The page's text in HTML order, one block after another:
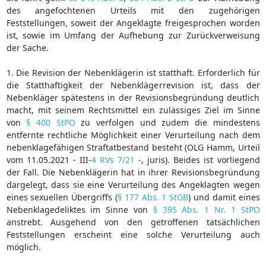
des angefochtenen Urteils mit den zugehörigen
Feststellungen, soweit der Angeklagte freigesprochen worden
ist, sowie im Umfang der Aufhebung zur Zurückverweisung
der Sache.
1. Die Revision der Nebenklägerin ist statthaft. Erforderlich für
die Statthaftigkeit der Nebenklägerrevision ist, dass der
Nebenkläger spätestens in der Revisionsbegründung deutlich
macht, mit seinem Rechtsmittel ein zulässiges Ziel im Sinne
von § 400 StPO zu verfolgen und zudem die mindestens
entfernte rechtliche Möglichkeit einer Verurteilung nach dem
nebenklagefähigen Straftatbestand besteht (OLG Hamm, Urteil
vom 11.05.2021 - III-4 RVs 7/21 -, juris). Beides ist vorliegend
der Fall. Die Nebenklägerin hat in ihrer Revisionsbegründung
dargelegt, dass sie eine Verurteilung des Angeklagten wegen
eines sexuellen Übergriffs (§ 177 Abs. 1 StGB) und damit eines
Nebenklagedeliktes im Sinne von § 395 Abs. 1 Nr. 1 StPO
anstrebt. Ausgehend von den getroffenen tatsächlichen
Feststellungen erscheint eine solche Verurteilung auch
möglich.